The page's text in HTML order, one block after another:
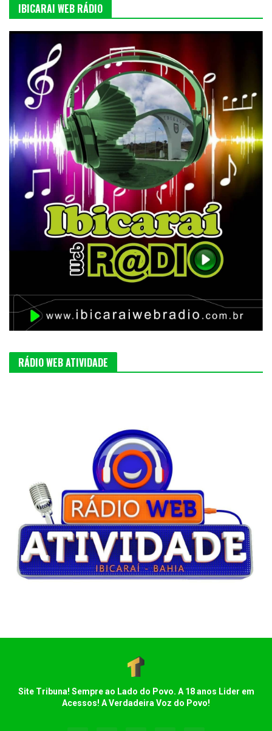
IBICARAI WEB RÁDIO
RÁDIO WEB ATIVIDADE
Site Tribuna! Sempre ao Lado do Povo. A 18 anos Lider em
Acessos! A Verdadeira Voz do Povo!